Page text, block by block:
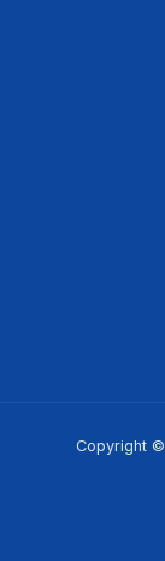
Copyright